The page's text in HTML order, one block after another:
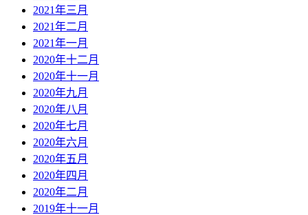
2021年三月
2021年二月
2021年一月
2020年十二月
2020年十一月
2020年九月
2020年八月
2020年七月
2020年六月
2020年五月
2020年四月
2020年二月
2019年十一月